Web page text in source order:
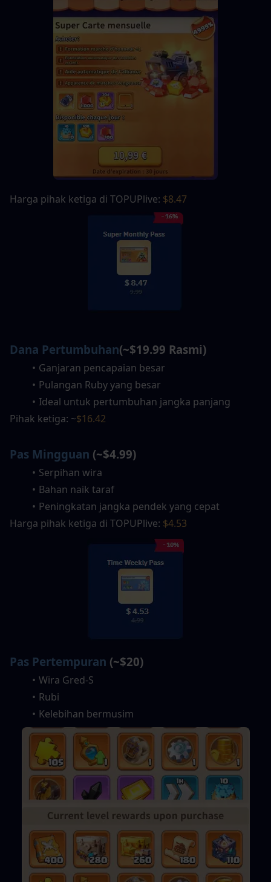
Harga pihak ketiga di TOPUPlive: $8.47
Dana Pertumbuhan(~$19.99 Rasmi)
Ganjaran pencapaian besar
Pulangan Ruby yang besar
Ideal untuk pertumbuhan jangka panjang
Pihak ketiga: ~$16.42
Pas Mingguan (~$4.99)
Serpihan wira
Bahan naik taraf
Peningkatan jangka pendek yang cepat
Harga pihak ketiga di TOPUPlive: $4.53
Pas Pertempuran (~$20)
Wira Gred-S
Rubi
Kelebihan bermusim